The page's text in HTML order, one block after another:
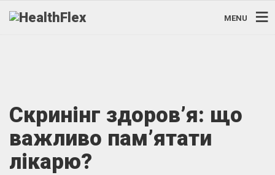
MENU
Скринінг здоров’я: що
важливо пам’ятати
лікарю?